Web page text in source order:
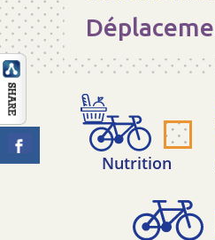
TÉMOIGNAGES
CONTACT
Nutrition